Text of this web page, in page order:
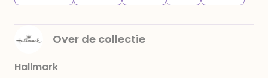
Over de collectie
Hallmark